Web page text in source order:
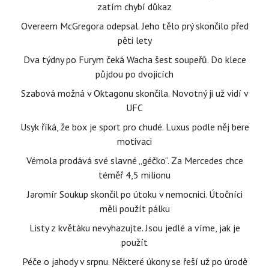
zatím chybí důkaz
Overeem McGregora odepsal. Jeho tělo prý skončilo před
pěti lety
Dva týdny po Furym čeká Wacha šest soupeřů. Do klece
půjdou po dvojicích
Szabová možná v Oktagonu skončila. Novotný ji už vidí v
UFC
Usyk říká, že box je sport pro chudé. Luxus podle něj bere
motivaci
Vémola prodává své slavné „géčko“. Za Mercedes chce
téměř 4,5 milionu
Jaromír Soukup skončil po útoku v nemocnici. Útočníci
měli použít pálku
Listy z květáku nevyhazujte. Jsou jedlé a víme, jak je
použít
Péče o jahody v srpnu. Některé úkony se řeší už po úrodě